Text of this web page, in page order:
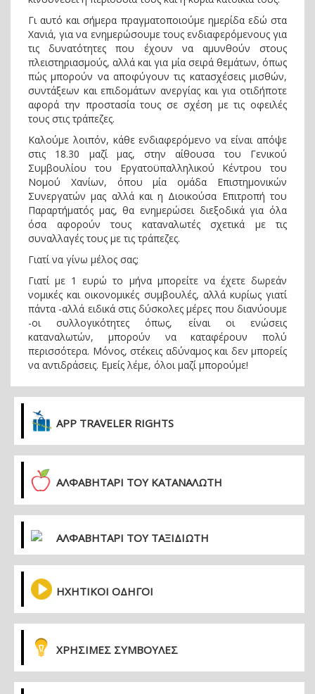
Γι αυτό και σήμερα πραγματοποιούμε ημερίδα εδώ στα
Χανιά, για να ενημερώσουμε τους ενδιαφερόμενους για
τις δυνατότητες που έχουν να αμυνθούν στους
πλειστηριασμούς, αλλά και για μία σειρά θεμάτων, όπως
πώς μπορούν να αποφύγουν τις κατασχέσεις μισθών,
συντάξεων και επιδομάτων ανεργίας και για οτιδήποτε
αφορά την προστασία τους σε σχέση με τις οφειλές
τους στις τράπεζες.
Καλούμε λοιπόν, κάθε ενδιαφερόμενο να είναι απόψε
στις 18.30 μαζί μας, στην αίθουσα του Γενικού
Συμβουλίου του Εργατοϋπαλληλικού Κέντρου του
Νομού Χανίων, όπου μία ομάδα Επιστημονικών
Συνεργατών μας αλλά και η Διοικούσα Επιτροπή του
Παραρτήματός μας, θα ενημερώσει διεξοδικά για όλα
όσα αφορούν τους καταναλωτές σχετικά με τις
συναλλαγές τους με τις τράπεζες.
Γιατί να γίνω μέλος σας;
Γιατί με 1 ευρώ το μήνα μπορείτε να έχετε δωρεάν
νομικές και οικονομικές συμβουλές, αλλά κυρίως γιατί
πάντα -αλλά ειδικά στις δύσκολες μέρες που διανύουμε
-οι συλλογικότητες όπως, είναι οι ενώσεις
καταναλωτών, μπορούν να καταφέρουν πολύ
περισσότερα. Μόνος, στέκεις αδύναμος και δεν μπορείς
να αντιδράσεις. Εμείς λέμε, όλοι μαζί μπορούμε!
APP TRAVELER RIGHTS
ΑΛΦΑΒΗΤΑΡΙ ΤΟΥ ΚΑΤΑΝΑΛΩΤΗ
ΑΛΦΑΒΗΤΑΡΙ ΤΟΥ ΤΑΞΙΔΙΩΤΗ
ΗΧΗΤΙΚΟΙ ΟΔΗΓΟΙ
ΧΡΗΣΙΜΕΣ ΣΥΜΒΟΥΛΕΣ